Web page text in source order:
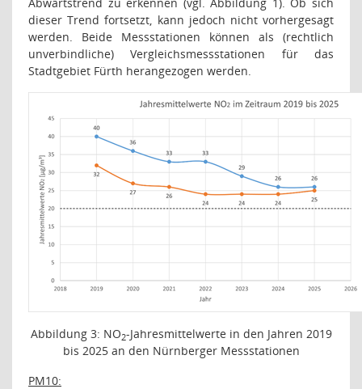
dieser Trend fortsetzt, kann jedoch nicht vorhergesagt
werden. Beide Messstationen können als (rechtlich
unverbindliche) Vergleichsmessstationen für das
Stadtgebiet Fürth herangezogen werden.
Abbildung 3: NO2-Jahresmittelwerte in den Jahren 2019
bis 2025 an den Nürnberger Messstationen
PM10: